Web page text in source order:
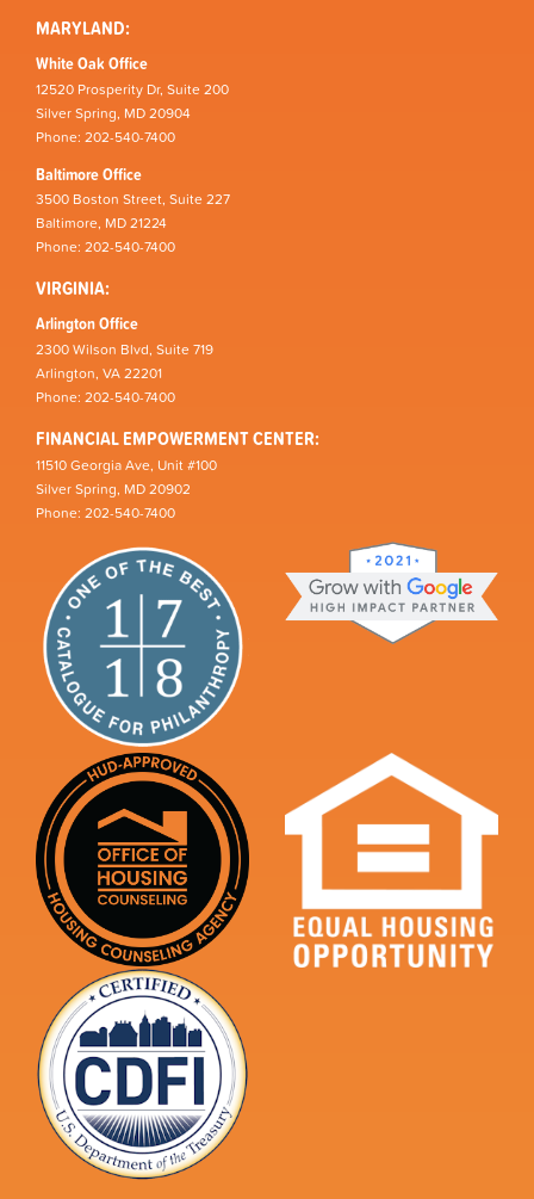
MARYLAND:
White Oak Office
12520 Prosperity Dr, Suite 200
Silver Spring, MD 20904
Phone: 202-540-7400
Baltimore Office
3500 Boston Street, Suite 227
Baltimore, MD 21224
Phone: 202-540-7400
VIRGINIA:
Arlington Office
2300 Wilson Blvd, Suite 719
Arlington, VA 22201
Phone: 202-540-7400
FINANCIAL EMPOWERMENT CENTER:
11510 Georgia Ave, Unit #100
Silver Spring, MD 20902
Phone: 202-540-7400